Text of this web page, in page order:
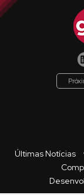
Últimas Notícias
・